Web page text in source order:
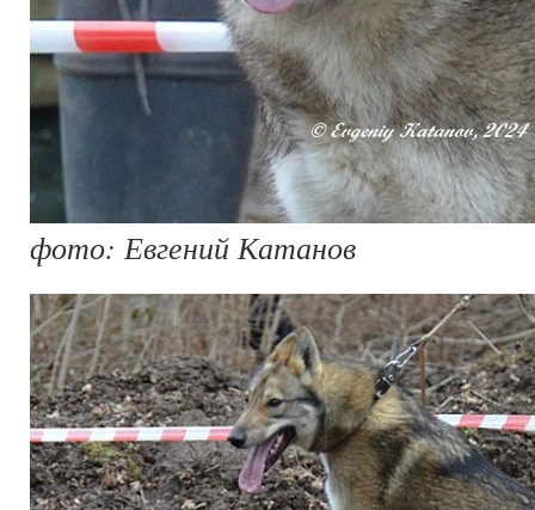
фото: Евгений Катанов